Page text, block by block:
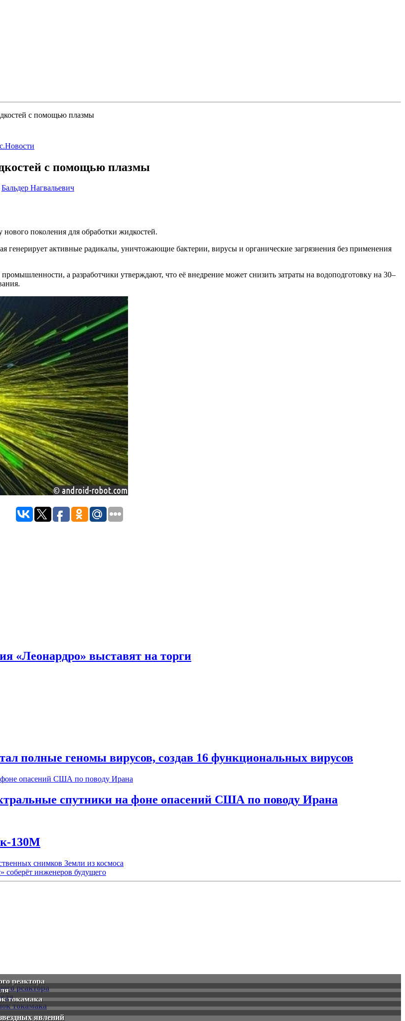
с помощью плазмы
с помощью плазмы
Бальдер Нагвальевич
поколения для обработки жидкостей.
генерирует активные радикалы, уничтожающие бактерии, вирусы и органические загрязнения без применения
а разработчики утверждают, что её внедрение может снизить затраты на водоподготовку на 30–
«Леонардро» выставят на торги
полные геномы вирусов, создав 16 функциональных вирусов
спутники на фоне опасений США по поводу Ирана
130М
снимков Земли из космоса
инженеров будущего
реактора
токамака
явлений